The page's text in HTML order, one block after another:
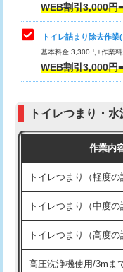
WEB割引3,000
トイレ詰まり除去作
基本料金 3,300円+作業
WEB割引3,000
トイレつまり・
作業内
トイレつまり（軽度の
トイレつまり（中度の
トイレつまり（高度の
高圧洗浄機使用/3mま